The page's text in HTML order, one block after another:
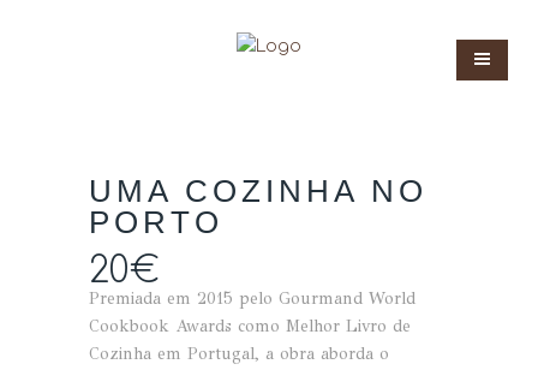
UMA COZINHA NO
PORTO
20€
Premiada em 2015 pelo Gourmand World
Cookbook Awards como Melhor Livro de
Cozinha em Portugal, a obra aborda o